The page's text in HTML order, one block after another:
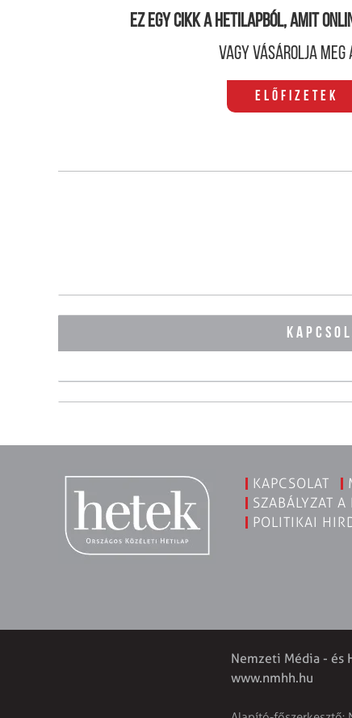
Ez egy cikk a hetilapból, amit
Vagy vásárolja
Előfizetek
KAPCSOLAT
SZABÁLYZAT
POLITIKAI
Nemzeti Média - és
www.nmhh.hu